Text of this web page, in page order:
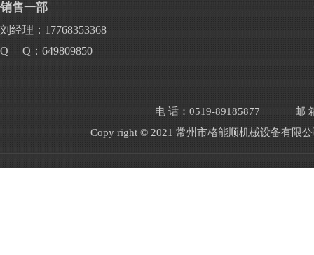
销售一部
刘经理：17768353368
Q Q：649809850
电 话：0519-89185877
邮
Copy right © 2021 常州市格能顺机械设备有限